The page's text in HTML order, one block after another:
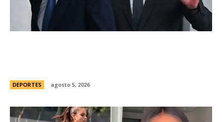
DEPORTES agosto 5, 2026